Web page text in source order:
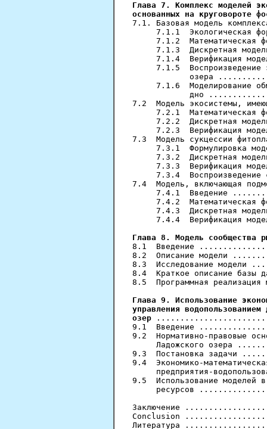
Глава 7. Комплекс моделей
основанных на круговороте
7.1. Базовая модель
7.1.1  Экологическая
7.1.2  Математическая
7.1.3  Дискретная
7.1.4  Верификация
7.1.5  Воспроизведение
озера
7.1.6  Моделирование
дно
7.2  Модель экосистемы,
7.2.1  Математическая
7.2.2  Дискретная
7.2.3  Верификация
7.3  Модель сукцессии
7.3.1  Формулировка
7.3.2  Дискретная
7.3.3  Верификация
7.3.4  Воспроизведение
7.4  Модель, включающая
7.4.1  Введение
7.4.2  Математическая
7.4.3  Дискретная
7.4.4  Верификация
Глава 8. Модель сообщества
8.1  Введение
8.2  Описание
8.3  Исследование
8.4  Краткое описание
8.5  Программная
Глава 9. Использование
управления
озер
9.1  Введение
9.2  Нормативно-правовые
Ладожского озера
9.3  Постановка
9.4  Экономико-
предприятия-
9.5  Использование моделей
ресурсов
Заключение
Conclusion